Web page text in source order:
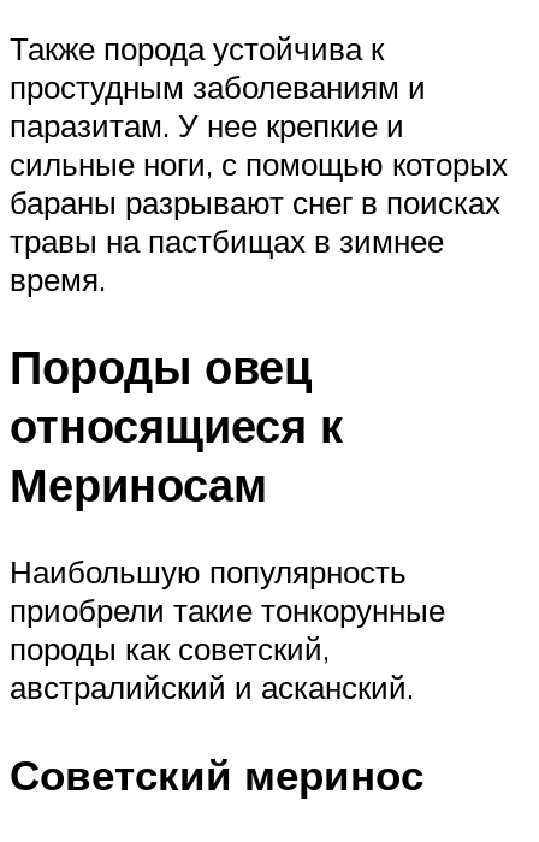
Также порода устойчива к
простудным заболеваниям и
паразитам. У нее крепкие и
сильные ноги, с помощью которых
бараны разрывают снег в поисках
травы на пастбищах в зимнее
время.
Породы овец
относящиеся к
Мериносам
Наибольшую популярность
приобрели такие тонкорунные
породы как советский,
австралийский и асканский.
Советский меринос